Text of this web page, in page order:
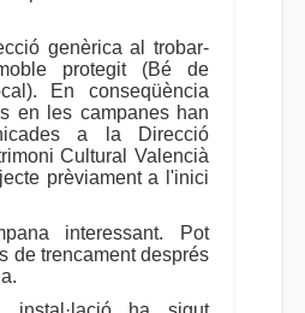
genèrica al trobar-
protegit (Bé de
En conseqüència
en les campanes han
a la Direcció
Cultural Valencià
prèviament a l'inici
interessant. Pot
de trencament després